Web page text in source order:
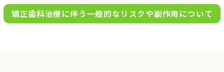
完全
0120-695-578
矯正歯科治療に伴う一般的なリスクや副作用について